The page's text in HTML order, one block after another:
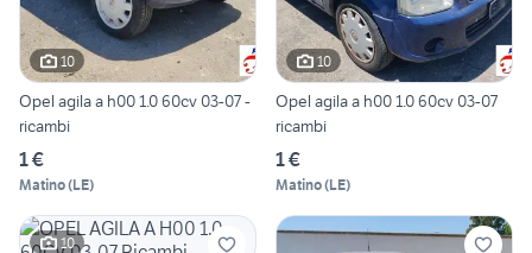
10
Opel agila a h00 1.0 60cv 03-07 -
ricambi
1 €
Matino(LE)
10
Opel agila a h00 1.0 60cv 03-07
ricambi
1 €
Matino(LE)
10